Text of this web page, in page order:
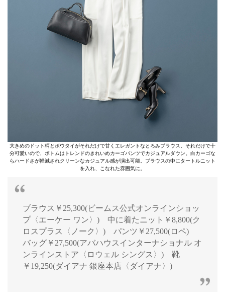
大きめのドット柄とボウタイがそれだけで甘くエレガントなとろみブラウス。それだけで十
分可愛いので、ボトムはトレンドのきれいめカーゴパンツでカジュアルダウン。白カーゴな
らハードさが軽減されクリーンなカジュアル感が演出可能。ブラウスの中にタートルニット
を入れ、こなれた雰囲気に。
ブラウス￥25,300(ビームス公式オンラインショッ
プ〈エーケー ワン〉) 中に着たニット￥8,800(ク
ロスプラス〈ノーク〉) パンツ￥27,500(ロペ)
バッグ￥27,500(アバハウスインターナショナル オ
ンラインストア〈ロウェル シングス〉) 靴
￥19,250(ダイアナ 銀座本店〈ダイアナ〉)